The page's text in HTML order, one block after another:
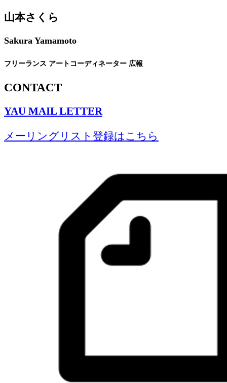
山本さくら
Sakura Yamamoto
フリーランス アートコーディネーター 広報
CONTACT
YAU MAIL LETTER
メーリングリスト登録はこちら